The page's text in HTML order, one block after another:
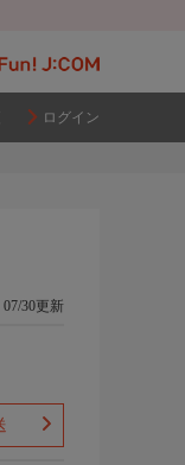
ログイン
07/30更新